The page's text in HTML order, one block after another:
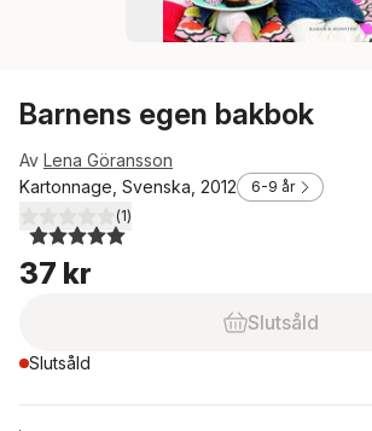
Barnens egen bakbok
Av Lena Göransson
Kartonnage, Svenska, 2012
6-9 år
5,0utav 5 stjärnor. Totalt antal röster:
(1)
37 kr
Slutsåld
Slutsåld